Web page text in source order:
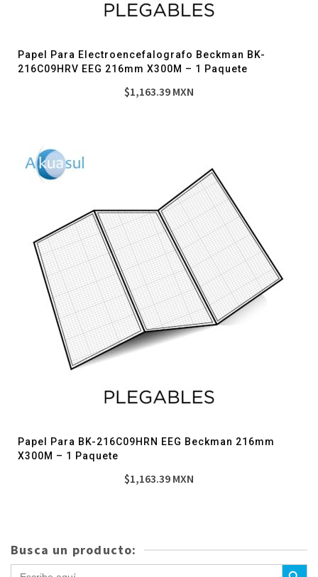
Papel Para Electroencefalografo Beckman BK-
216C09HRV EEG 216mm X300M – 1 Paquete
$1,163.39 MXN
Papel Para BK-216C09HRN EEG Beckman 216mm
X300M – 1 Paquete
$1,163.39 MXN
Busca un producto:
Buscar: Botón de